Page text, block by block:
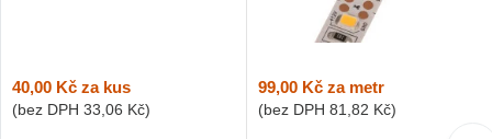
40,00 Kč za kus
(bez DPH 33,06 Kč)
99,00 Kč za metr
(bez DPH 81,82 Kč)